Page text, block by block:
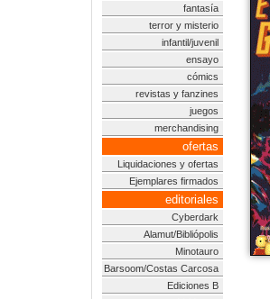
fantasía
terror y misterio
infantil/juvenil
ensayo
cómics
revistas y fanzines
juegos
merchandising
ofertas
Liquidaciones y ofertas
Ejemplares firmados
editoriales
Cyberdark
Alamut/Bibliópolis
Minotauro
Barsoom/Costas Carcosa
Ediciones B